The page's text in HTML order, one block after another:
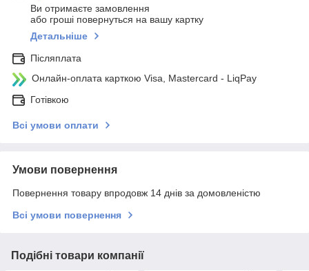
Ви отримаєте замовлення
або гроші повернуться на вашу картку
Детальніше
Післяплата
Онлайн-оплата карткою Visa, Mastercard - LiqPay
Готівкою
Всі умови оплати
Умови повернення
Повернення товару впродовж 14 днів за домовленістю
Всі умови повернення
Подібні товари компанії